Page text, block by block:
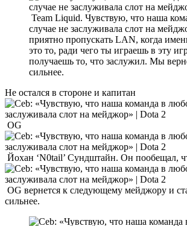
Team Liquid. Чувствую, что наша
случае не заслуживала слот на
приятно пропускать LAN, когда
это то, ради чего ты играешь в эту
получаешь то, что заслужил. Мы
сильнее.
Не остался в стороне и капитан
OG
Йохан ‘N0tail’ Сундштайн. Он пообещал,
OG вернется к следующему мейджору и
сильнее.